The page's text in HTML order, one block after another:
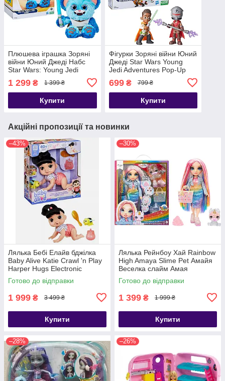
Плюшева іграшка Зоряні
війни Юний Джеді Набс
Star Wars: Young Jedi
Nubs Plush
1 299 ₴ 1 399 ₴
Купити
Фігурки Зоряні війни Юний
Джеді Star Wars Young
Jedi Adventures Pop-Up
Brightstar & Taborr 10см
699₴ 799 ₴
Купити
Акційні пропозиції та новинки
–43%
Лялька Бебі Елайв бджілка
Baby Alive Katie Crawl 'n Play
Harper Hugs Electronic
Crawling
Готово до відправки
1 999 ₴ 3 499 ₴
Купити
–30%
Лялька Рейнбоу Хай Rainbow
High Amaya Slime Pet Амайя
Веселка слайм Амая
Готово до відправки
1 399 ₴ 1 999 ₴
Купити
–28% –26%